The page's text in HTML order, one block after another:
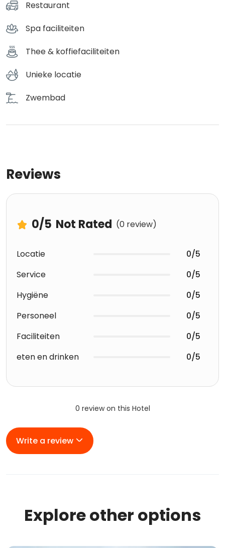
Restaurant
Spa faciliteiten
Thee & koffiefaciliteiten
Unieke locatie
Zwembad
Reviews
0/5 Not Rated (0 review)
Locatie
0/5
Service
0/5
Hygiëne
0/5
Personeel
0/5
Faciliteiten
0/5
eten en drinken
0/5
0 review on this Hotel
Write a review
Explore other options